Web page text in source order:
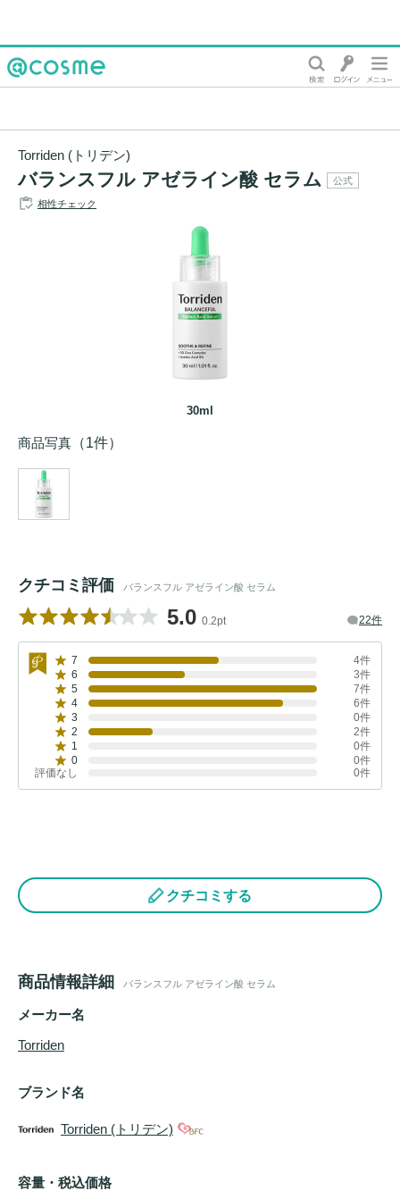
Torriden (トリデン)
バランスフル アゼライン酸 セラム 公式
相性チェック
30ml
商品写真 （1件）
クチコミ評価 バランスフル アゼライン酸 セラム
5.0 0.2pt 22件
7
4件
6
3件
5
7件
4
6件
3
0件
2
2件
1
0件
0
0件
評価なし
0件
クチコミする
商品情報詳細 バランスフル アゼライン酸 セラム
メーカー名
Torriden
ブランド名
Torriden (トリデン)
容量・税込価格